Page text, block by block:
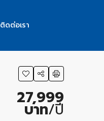
ติดต่อเรา
27,999
บาท/ปี